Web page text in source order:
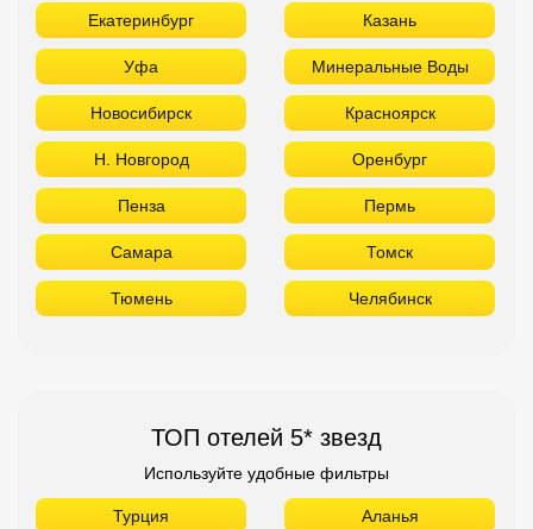
Екатеринбург Казань
Уфа Минеральные Воды
Новосибирск Красноярск
Н. Новгород Оренбург
Пенза Пермь
Самара Томск
Тюмень Челябинск
ТОП отелей 5* звезд
Используйте удобные фильтры
Турция Аланья